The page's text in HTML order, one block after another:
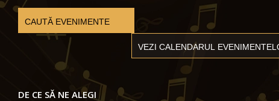
DE CE SĂ NE ALEGI
Madama Butterfly Puccini Festival 2026
sâm. 22 aug. 2026 - vin. 04 sept. 2026